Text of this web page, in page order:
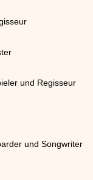
und Regisseur
und Songwriter